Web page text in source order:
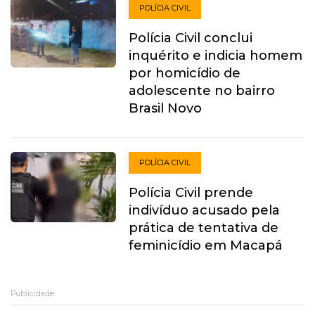
POLÍCIA CIVIL
Polícia Civil conclui
inquérito e indicia homem
por homicídio de
adolescente no bairro
Brasil Novo
POLÍCIA CIVIL
Polícia Civil prende
indivíduo acusado pela
prática de tentativa de
feminicídio em Macapá
Publicidade